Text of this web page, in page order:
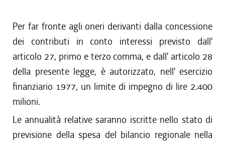
Per far fronte agli oneri derivanti dalla concessione
dei contributi in conto interessi previsto dall'
articolo 27, primo e terzo comma, e dall' articolo 28
della presente legge, è autorizzato, nell' esercizio
finanziario 1977, un limite di impegno di lire 2.400
milioni.
Le annualità relative saranno iscritte nello stato di
previsione della spesa del bilancio regionale nella